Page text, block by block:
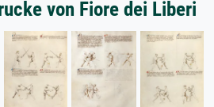
von Fiore dei Liberi